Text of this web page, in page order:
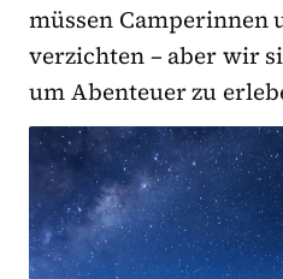
müssen Camperinnen
verzichten – aber wir
um Abenteuer zu